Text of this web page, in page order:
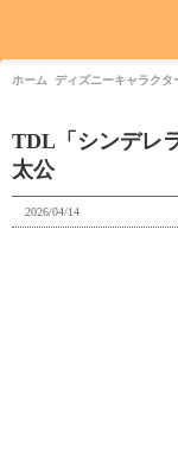
ホーム ディズニーキャラクタ
TDL「シンデレ
太公
2026/04/14